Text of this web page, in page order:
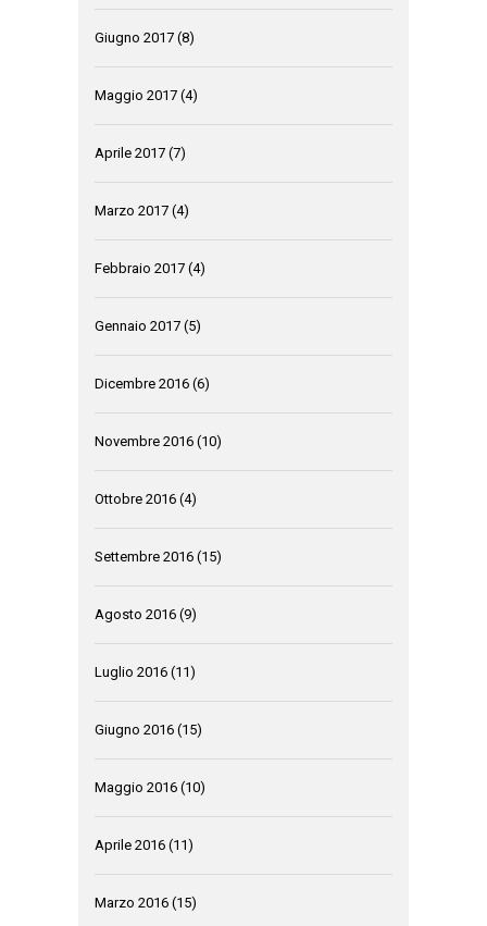
Giugno 2017 (8)
Maggio 2017 (4)
Aprile 2017 (7)
Marzo 2017 (4)
Febbraio 2017 (4)
Gennaio 2017 (5)
Dicembre 2016 (6)
Novembre 2016 (10)
Ottobre 2016 (4)
Settembre 2016 (15)
Agosto 2016 (9)
Luglio 2016 (11)
Giugno 2016 (15)
Maggio 2016 (10)
Aprile 2016 (11)
Marzo 2016 (15)